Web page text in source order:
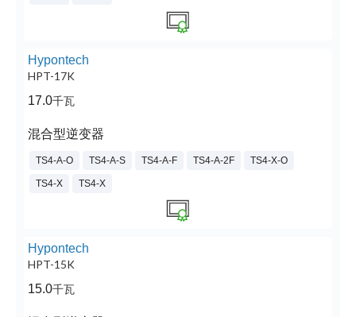
Hypontech
HPT-17K
17.0千瓦
混合型逆变器
TS4-A-O TS4-A-S TS4-A-F TS4-A-2F TS4-X-O
TS4-X TS4-X
Hypontech
HPT-15K
15.0千瓦